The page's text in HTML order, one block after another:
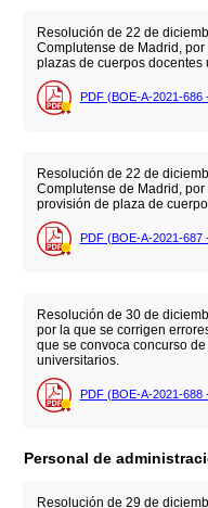
Resolución de 22 de
Complutense de Madrid,
plazas de cuerpos docentes
PDF (BOE-A-2021-686
Resolución de 22 de
Complutense de Madrid,
provisión de plaza de
PDF (BOE-A-2021-687
Resolución de 30 de
por la que se corrigen
que se convoca concurso
universitarios.
PDF (BOE-A-2021-688
Personal de
Resolución de 29 de